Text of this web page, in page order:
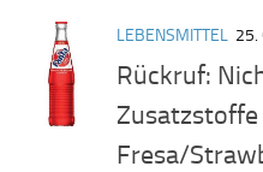
LEBENSMITTEL 25.
Rückruf:
Fresa/